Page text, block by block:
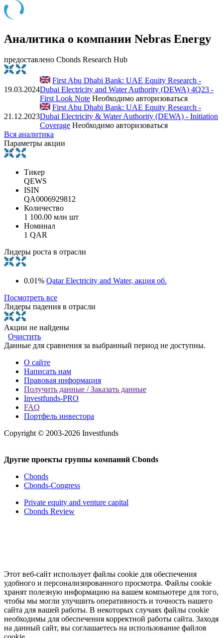
Аналитика о компании Nebras Energy
предоставлено Cbonds Research Hub
19.03.2024
First Abu Dhabi Bank: UAE Equity Research -
Dubai Electricity and Water Authority (DEWA) 4Q23 -
First Look Note Необходимо авторизоваться
21.12.2023
First Abu Dhabi Bank: UAE Equity Research -
Dubai Electricity & Water Authority (DEWA) - Initiation
Coverage Необходимо авторизоваться
Вся аналитика
Параметры акции
Тикер
QEWS
ISIN
QA0006929812
Количество
1 100.00 млн шт
Номинал
1 QAR
Лидеры роста в отрасли
0.01% Qatar Electricity and Water, акция об.
Посмотреть все
Лидеры падения в отрасли
Акции не найдены
Очистить
Данные для сравнения за выбранный период не доступны.
О сайте
Написать нам
Правовая информация
Получить данные / Заказать данные
Investfunds-PRO
FAQ
Портфель инвестора
Copyright © 2003-2026 Investfunds
Другие проекты группы компаний Cbonds
Cbonds
Cbonds-Congress
Private equity and venture capital
Cbonds Review
Этот веб-сайт использует файлы cookie для обеспечения
удобного и персонализированного просмотра. Файлы cookie
хранят полезную информацию на вашем компьютере для того,
чтобы мы могли улучшить оперативность и точность нашего
сайта для вашей работы. В некоторых случаях файлы cookie
необходимы для обеспечения корректной работы сайта. Заходя
на данный сайт, вы соглашаетесь на использование файлов